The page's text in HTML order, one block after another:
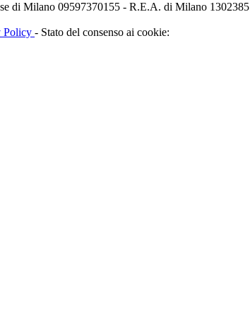
di Milano 09597370155 - R.E.A. di Milano 1302385
Policy - Stato del consenso ai cookie: